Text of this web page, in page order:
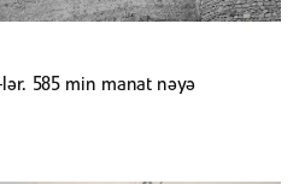
lər. 585 min manat nəyə